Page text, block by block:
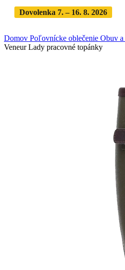
Dovolenka 7. – 16. 8. 2026
Domov Poľovnícke oblečenie Obuv a
Veneur Lady pracovné topánky